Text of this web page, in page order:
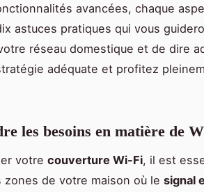
avancées, chaque
astuces pratiques qui vous
réseau domestique et de dire
adéquate et profitez
les besoins en matière de
votre couverture Wi-Fi, il est
de votre maison où le signal